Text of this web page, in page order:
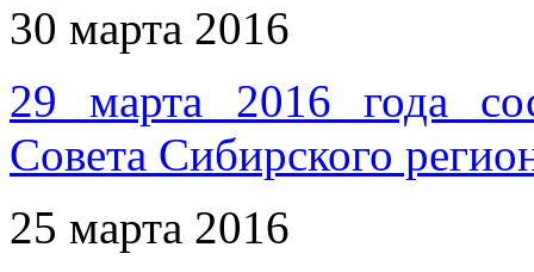
30 марта 2016
29 марта 2016 года
Совета Сибирского
25 марта 2016